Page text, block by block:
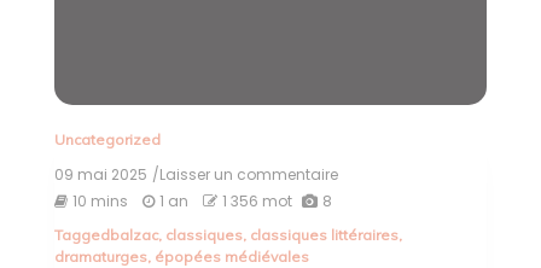
Uncategorized
09 mai 2025 /Laisser un commentaireon
la
10 mins 1 an 1 356 mot 8
Taggedbalzac, classiques, classiques littéraires,
dramaturges, épopées médiévales